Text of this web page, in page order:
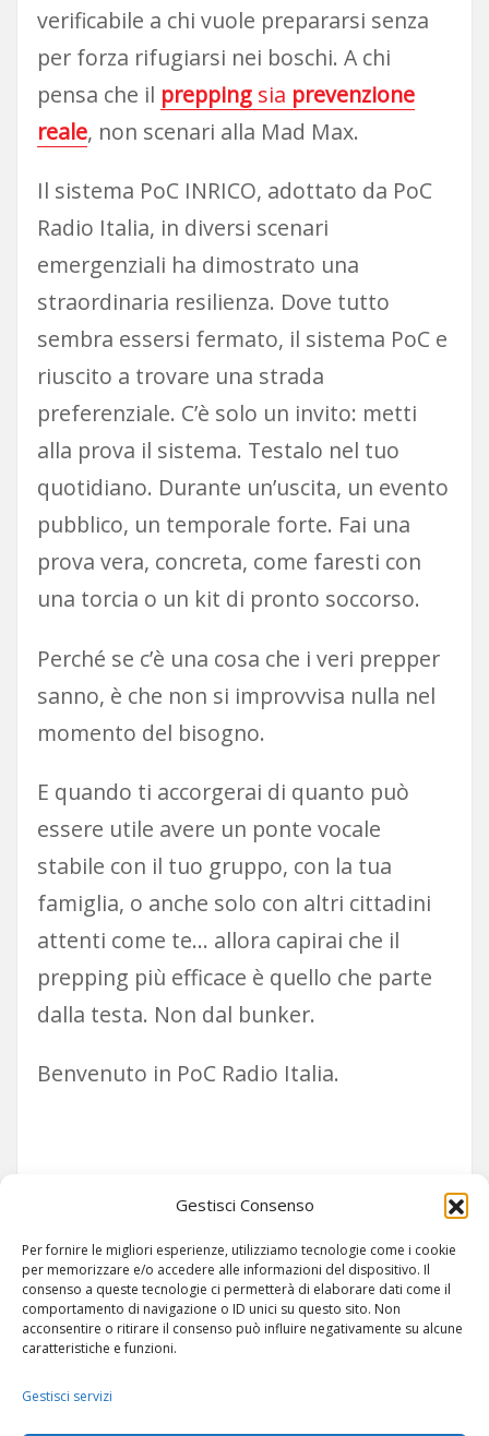
Gestisci Consenso
Per fornire le migliori esperienze, utilizziamo tecnologie come i cookie
per memorizzare e/o accedere alle informazioni del dispositivo. Il
consenso a queste tecnologie ci permetterà di elaborare dati come il
comportamento di navigazione o ID unici su questo sito. Non
acconsentire o ritirare il consenso può influire negativamente su alcune
caratteristiche e funzioni.
Gestisci servizi
verificabile a chi vuole prepararsi senza
per forza rifugiarsi nei boschi. A chi
pensa che il prepping sia prevenzione
reale, non scenari alla Mad Max.
Il sistema PoC INRICO, adottato da PoC
Radio Italia, in diversi scenari
emergenziali ha dimostrato una
straordinaria resilienza. Dove tutto
sembra essersi fermato, il sistema PoC e
riuscito a trovare una strada
preferenziale. C’è solo un invito: metti
alla prova il sistema. Testalo nel tuo
quotidiano. Durante un’uscita, un evento
pubblico, un temporale forte. Fai una
prova vera, concreta, come faresti con
una torcia o un kit di pronto soccorso.
Perché se c’è una cosa che i veri prepper
sanno, è che non si improvvisa nulla nel
momento del bisogno.
E quando ti accorgerai di quanto può
essere utile avere un ponte vocale
stabile con il tuo gruppo, con la tua
famiglia, o anche solo con altri cittadini
attenti come te… allora capirai che il
prepping più efficace è quello che parte
dalla testa. Non dal bunker.
Benvenuto in PoC Radio Italia.
Siamo su TELEGRAM!